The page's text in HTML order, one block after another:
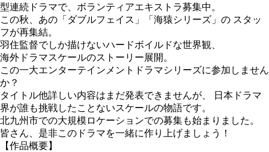
型連続ドラマで、ボランティアエキストラ募集中。
この秋、あの「ダブルフェイス」「海猿シリーズ」の スタッ
フが再集結。
羽住監督でしか描けないハードボイルドな世界観、
海外ドラマスケールのストーリー展開。
この一大エンターテインメントドラマシリーズに参加しません
か？
タイトル他詳しい内容はまだ発表できませんが、 日本ドラマ
界が誰も挑戦したことないスケールの物語です。
北九州市での大規模ロケーションでの募集も始まりました。
皆さん、是非このドラマを一緒に作り上げましょう！
【作品概要】